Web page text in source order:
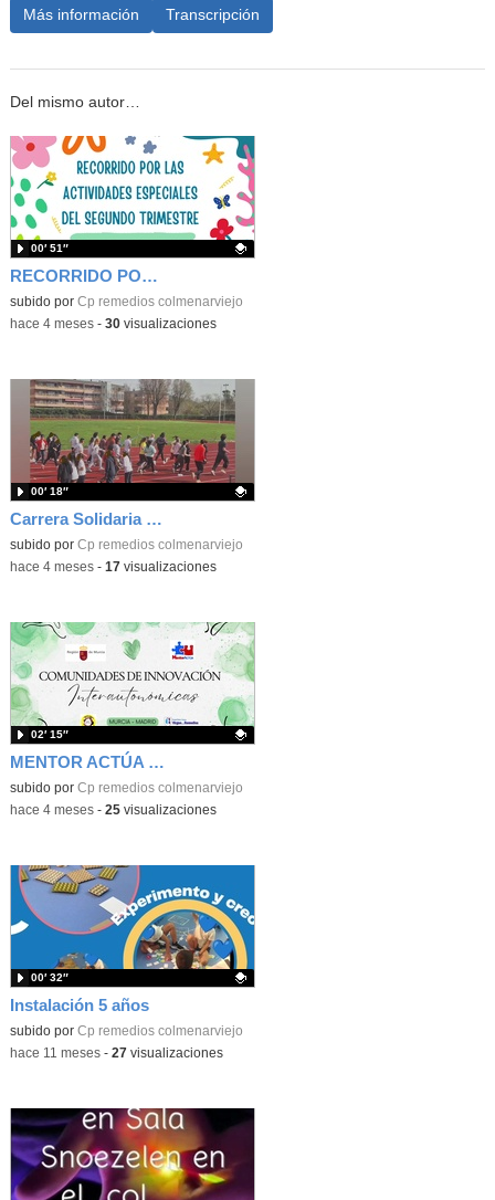
Más información Transcripción
Del mismo autor…
RECORRIDO POR LAS ACTIVIDADES DEL 2º TRIMESTRE
Contenido educativo.
subido por Cp remedios colmenarviejo
00′ 51″
-hace 4 meses- 30visualizaciones
Carrera Solidaria 2026
Contenido educativo.
subido por Cp remedios colmenarviejo
00′ 18″
-hace 4 meses- 17 visualizaciones
MENTOR ACTÚA COMUNIDAD DE INNOVACIÓN MURCIA 2025-2026
Contenido educativo.
subido por Cp remedios colmenarviejo
02′ 15″
-hace 4 meses- 25visualizaciones
Instalación 5 años
Contenido educativo.
subido por Cp remedios colmenarviejo
00′ 32″
-hace 11 meses- 27 visualizaciones